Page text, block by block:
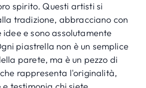
spirito. Questi artisti si
tradizione, abbracciano con
idee e sono assolutamente
piastrella non è un semplice
parete, ma è un pezzo di
rappresenta l'originalità,